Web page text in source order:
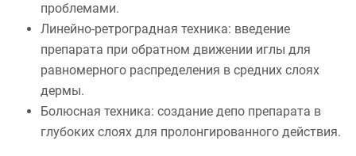
проблемами.
Линейно-ретроградная техника: введение
препарата при обратном движении иглы для
равномерного распределения в средних слоях
дермы.
Болюсная техника: создание депо препарата в
глубоких слоях для пролонгированного действия.